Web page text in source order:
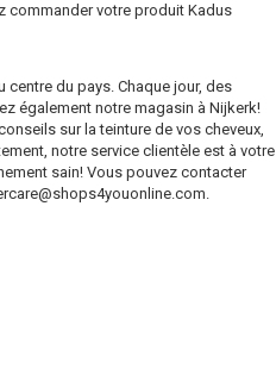
commander votre produit Kadus
du pays. Chaque jour, des
également notre magasin à Nijkerk!
sur la teinture de vos cheveux,
notre service clientèle est à votre
sain! Vous pouvez contacter
.